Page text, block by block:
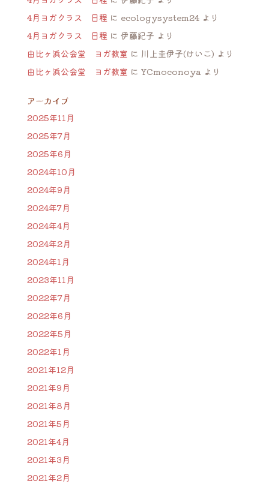
4月ヨガクラス 日程 に ecologysystem24より
4月ヨガクラス 日程 に 伊藤紀子 より
由比ヶ浜公会堂 ヨガ教室 に 川上圭伊子(けいこ) より
由比ヶ浜公会堂 ヨガ教室 に YCmoconoya より
アーカイブ
2025年11月
2025年7月
2025年6月
2024年10月
2024年9月
2024年7月
2024年4月
2024年2月
2024年1月
2023年11月
2022年7月
2022年6月
2022年5月
2022年1月
2021年12月
2021年9月
2021年8月
2021年5月
2021年4月
2021年3月
2021年2月